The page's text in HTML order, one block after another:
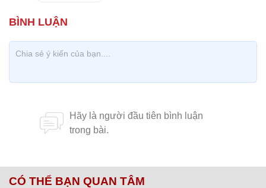
CÓ THỂ BẠN QUAN TÂM